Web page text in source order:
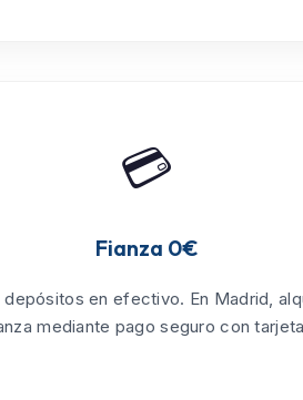
💳
Fianza 0€
en efectivo. En Madrid,
mediante pago seguro con